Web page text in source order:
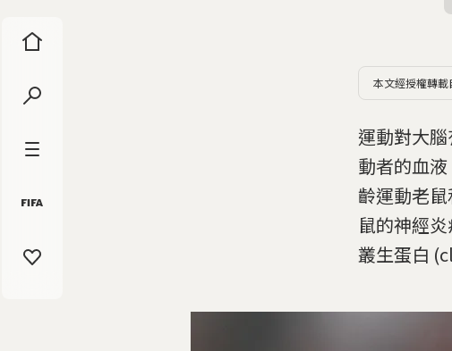
本文經授權轉載
運動對大
動者的血
齡運動老
鼠的神經
叢生蛋白